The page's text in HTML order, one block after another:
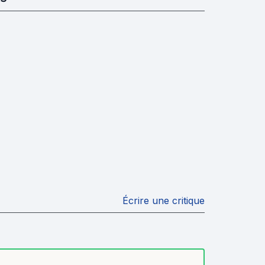
Écrire une critique